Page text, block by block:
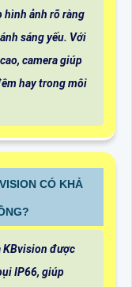
hình ảnh rõ ràng
sáng yếu. Với
camera giúp
hay trong môi
CÓ KHẢ
KBvision được
IP66, giúp